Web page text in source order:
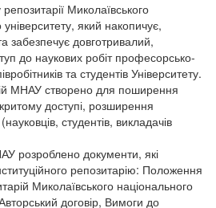
Миколаївського
який накопичує,
забезпечує довготривалий,
до наукових робіт професорсько-
та студентів Університету.
МНАУ створено для поширення
доступі, розширення
студентів, викладачів
розроблено документи, які
репозитарію: Положення
Миколаївського національного
договір, Вимоги до